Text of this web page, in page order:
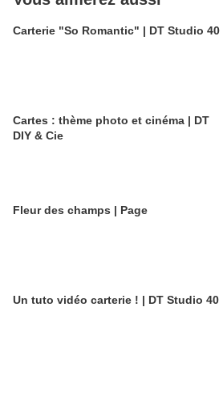
Carterie "So Romantic" | DT Studio 40
Cartes : thème photo et cinéma | DT
DIY & Cie
Fleur des champs | Page
Un tuto vidéo carterie ! | DT Studio 40